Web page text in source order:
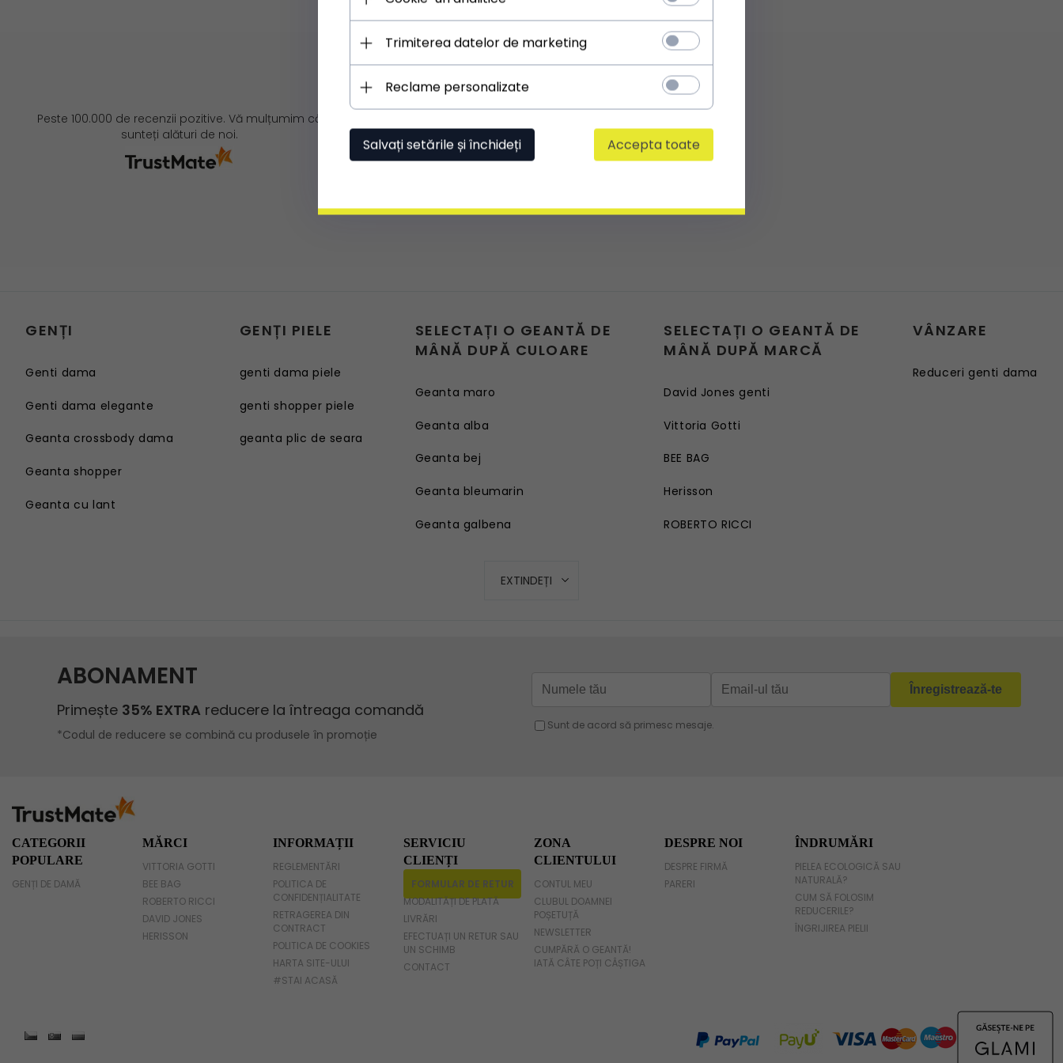
Peste 100.000 de recenzii pozitive. Vă mulțumim că
sunteți alături de noi.
GENȚI
Genti dama
Genti dama elegante
Geanta crossbody dama
Geanta shopper
Geanta cu lant
Geanta cu lant
Geanta tip sac
Geanta umar dama casual
Geanta voiaj
Geanta cu franjuri
Geanta umar
Geanta mare
GENȚI PIELE
genti dama piele
genti shopper piele
geanta plic de seara
SELECTAȚI O GEANTĂ DE
MÂNĂ DUPĂ CULOARE
Geanta maro
Geanta alba
Geanta bej
Geanta bleumarin
Geanta galbena
SELECTAȚI O GEANTĂ DE
MÂNĂ DUPĂ MARCĂ
David Jones genti
Vittoria Gotti
BEE BAG
Herisson
ROBERTO RICCI
VÂNZARE
Reduceri genti dama
EXTINDEȚI
CATEGORII
POPULARE
GENȚI DE DAMĂ
MĂRCI
VITTORIA GOTTI
BEE BAG
ROBERTO RICCI
DAVID JONES
HERISSON
INFORMAȚII
REGLEMENTĂRI
POLITICA DE
CONFIDENȚIALITATE
RETRAGEREA DIN
CONTRACT
POLITICA DE COOKIES
HARTA SITE-ULUI
#STAI ACASĂ
SERVICIU
CLIENȚI
FORMULAR DE RETUR
MODALITĂȚI DE PLATĂ
LIVRĂRI
EFECTUAȚI UN RETUR SAU
UN SCHIMB
CONTACT
ZONA
CLIENTULUI
CONTUL MEU
CLUBUL DOAMNEI
POȘETUȚĂ
NEWSLETTER
CUMPĂRĂ O GEANTĂ!
IATĂ CÂTE POȚI CÂȘTIGA
DESPRE NOI
DESPRE FIRMĂ
PARERI
ÎNDRUMĂRI
PIELEA ECOLOGICĂ SAU
NATURALĂ?
CUM SĂ FOLOSIM
REDUCERILE?
ÎNGRIJIREA PIELII
Trimiterea datelor de marketing
Reclame personalizate
Salvați setările și închideți Accepta toate